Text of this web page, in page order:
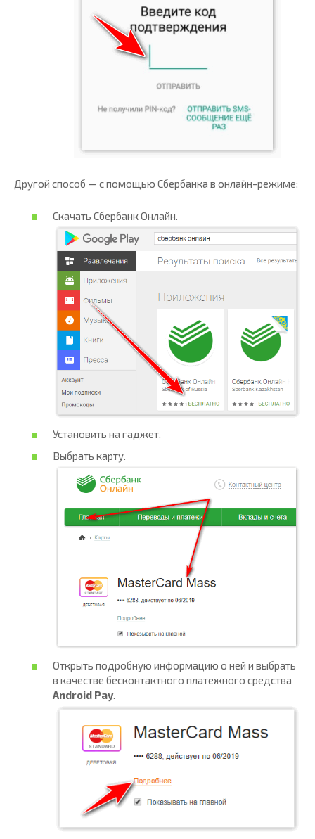
Другой способ — с помощью Сбербанка в онлайн-режиме:
Скачать Сбербанк Онлайн.
Установить на гаджет.
Выбрать карту.
Открыть подробную информацию о ней и выбрать
в качестве бесконтактного платежного средства
Android Pay.